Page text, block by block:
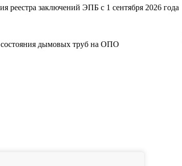
реестра заключений ЭПБ с 1 сентября 2026 года
состояния дымовых труб на ОПО